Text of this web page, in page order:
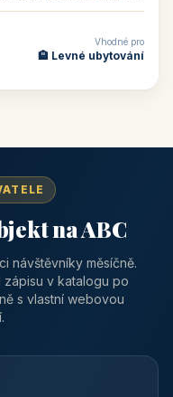
Vhodné pro
🏨 Levné ubytování
na ABC
návštěvníky měsíčně.
v katalogu po
s vlastní webovou